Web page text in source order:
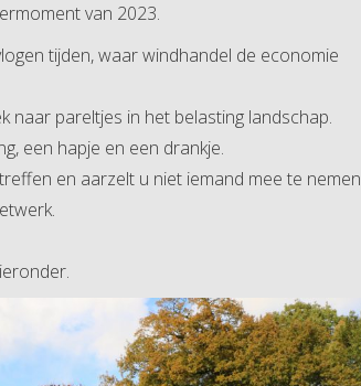
van 2023.
tijden, waar windhandel de economie
naar pareltjes in het belasting landschap.
een hapje en een drankje.
en aarzelt u niet iemand mee te nemen